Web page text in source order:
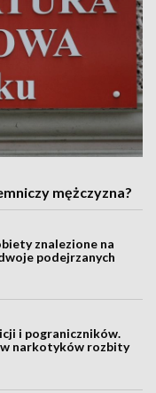
mężczyzna?
znalezione na
podejrzanych
i pograniczników.
narkotyków rozbity